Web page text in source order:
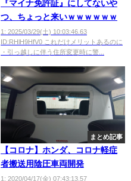
『マイナ免許証』にしてないや
つ、ちょっと来いｗｗｗｗｗｗ
1: 2025/03/29(土) 10:03:46.63
ID:RHlH9HfV0 これだけメリットあるのに
・引っ越しに伴う住所変更時に警...
まとめ記事
【コロナ】ホンダ、コロナ軽症
者搬送用陰圧車両開発
1: 2020/04/17(金) 07:43:13.57